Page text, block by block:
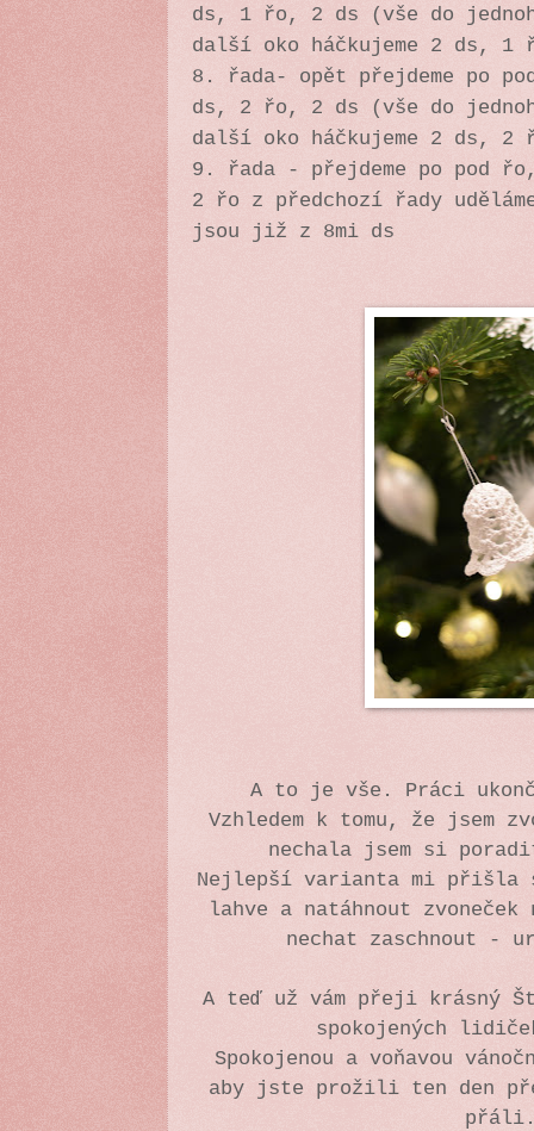
ds, 1 řo, 2 ds (vše do
další oko háčkujeme 2 ds,
8. řada- opět přejdeme po
ds, 2 řo, 2 ds (vše do
další oko háčkujeme 2 ds,
9. řada - přejdeme po pod
2 řo z předchozí řady
jsou již z 8mi ds
A to je vše. Práci
Vzhledem k tomu, že jsem
nechala jsem si
Nejlepší varianta mi přišla
lahve a natáhnout
nechat zaschnout -
A teď už vám přeji krásný
spokojených
Spokojenou a voňavou
aby jste prožili ten den